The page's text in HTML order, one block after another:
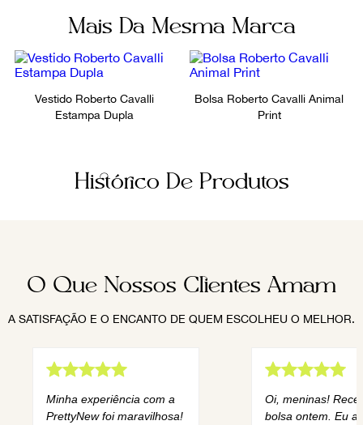
Mais Da Mesma Marca
Vestido Roberto Cavalli
Estampa Dupla
Bolsa Roberto Cavalli Animal
Print
Histórico De Produtos
O Que Nossos Clientes Amam
A SATISFAÇÃO E O ENCANTO DE QUEM ESCOLHEU O MELHOR.
Minha experiência com a
PrettyNew foi maravilhosa!
Oi, meninas!
bolsa ontem. Eu